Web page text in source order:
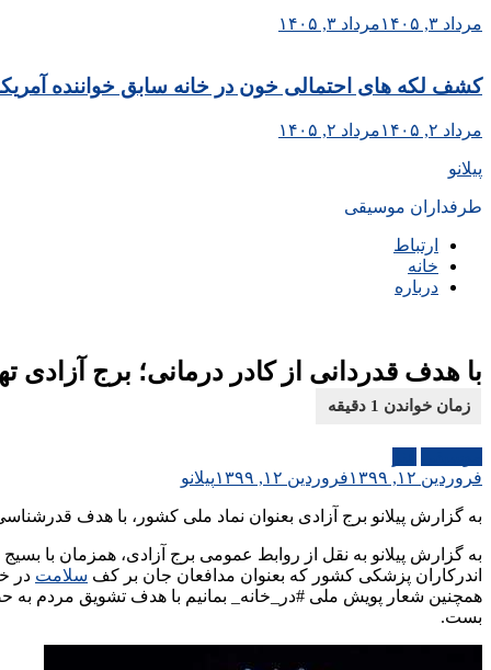
مرداد ۳, ۱۴۰۵ مرداد ۳, ۱۴۰۵
کشف لکه های احتمالی خون در خانه سابق خواننده
مرداد ۲, ۱۴۰۵ مرداد ۲, ۱۴۰۵
پیلانو
طرفداران موسیقی
ارتباط
خانه
درباره
با هدف قدردانی از کادر درمانی؛ برج
فروردین ۱۲, ۱۳۹۹
فروردین ۱۲, ۱۳۹۹ پیلانو
به گزارش پیلانو برج آزادی بعنوان نماد ملی کشور، با هدف
به گزارش پیلانو به نقل از روابط عمومی برج آزادی، همزمان با
اندرکاران پزشکی کشور که بعنوان مدافعان جان بر کف سلامت در
همچنین شعار پویش ملی #در_خانه_ بمانیم با هدف تشویق مردم
بست.